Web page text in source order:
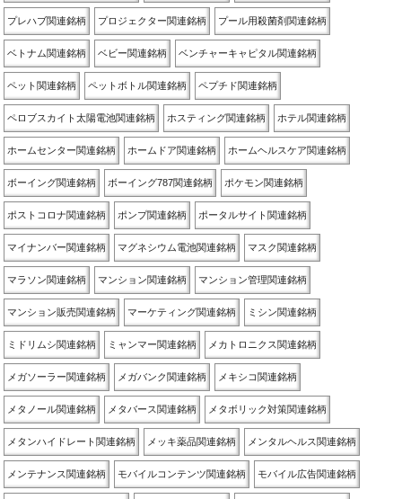
プレハブ関連銘柄 プロジェクター関連銘柄 プール用殺菌剤関連銘柄
ベトナム関連銘柄 ベビー関連銘柄 ベンチャーキャピタル関連銘柄
ペット関連銘柄 ペットボトル関連銘柄 ペプチド関連銘柄
ペロブスカイト太陽電池関連銘柄 ホスティング関連銘柄 ホテル関連銘柄
ホームセンター関連銘柄 ホームドア関連銘柄 ホームヘルスケア関連銘柄
ボーイング関連銘柄 ボーイング787関連銘柄 ポケモン関連銘柄
ポストコロナ関連銘柄 ポンプ関連銘柄 ポータルサイト関連銘柄
マイナンバー関連銘柄 マグネシウム電池関連銘柄 マスク関連銘柄
マラソン関連銘柄 マンション関連銘柄 マンション管理関連銘柄
マンション販売関連銘柄 マーケティング関連銘柄 ミシン関連銘柄
ミドリムシ関連銘柄 ミャンマー関連銘柄 メカトロニクス関連銘柄
メガソーラー関連銘柄 メガバンク関連銘柄 メキシコ関連銘柄
メタノール関連銘柄 メタバース関連銘柄 メタボリック対策関連銘柄
メタンハイドレート関連銘柄 メッキ薬品関連銘柄 メンタルヘルス関連銘柄
メンテナンス関連銘柄 モバイルコンテンツ関連銘柄 モバイル広告関連銘柄